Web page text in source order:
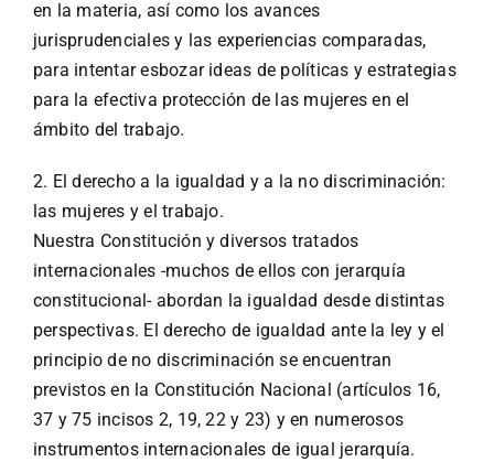
en la materia, así como los avances
jurisprudenciales y las experiencias comparadas,
para intentar esbozar ideas de políticas y estrategias
para la efectiva protección de las mujeres en el
ámbito del trabajo.
2. El derecho a la igualdad y a la no discriminación:
las mujeres y el trabajo.
Nuestra Constitución y diversos tratados
internacionales -muchos de ellos con jerarquía
constitucional- abordan la igualdad desde distintas
perspectivas. El derecho de igualdad ante la ley y el
principio de no discriminación se encuentran
previstos en la Constitución Nacional (artículos 16,
37 y 75 incisos 2, 19, 22 y 23) y en numerosos
instrumentos internacionales de igual jerarquía.